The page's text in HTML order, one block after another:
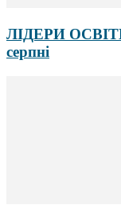
ЛІДЕРИ ОСВІТИ
серпні